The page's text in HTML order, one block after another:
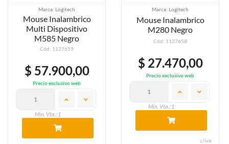
Marca: Logitech
Mouse Inalambrico
Multi Dispositivo
M585 Negro
Cód: 1127659
$ 57.900,00
Precio exclusivo web
Min. Vta.: 1
Marca: Logitech
Mouse Inalambrico
M280 Negro
Cód: 1127658
$ 27.470,00
Precio exclusivo web
Min. Vta.: 1
c/iva